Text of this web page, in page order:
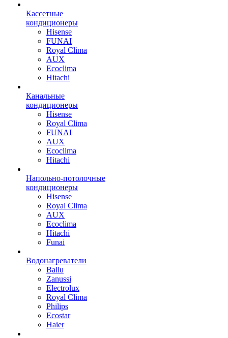
Кассетные
кондиционеры
Hisense
FUNAI
Royal Clima
AUX
Ecoclima
Hitachi
Канальные
кондиционеры
Hisense
Royal Clima
FUNAI
AUX
Ecoclima
Hitachi
Напольно-потолочные
кондиционеры
Hisense
Royal Clima
AUX
Ecoclima
Hitachi
Funai
Водонагреватели
Ballu
Zanussi
Electrolux
Royal Clima
Philips
Ecostar
Haier